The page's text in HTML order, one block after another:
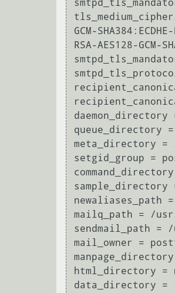
GCM-
RSA-AES128-GCM-
queue_directory
meta_directory
setgid_group =
newaliases_path
mailq_path = /
sendmail_path =
mail_owner =
html_directory =
data_directory